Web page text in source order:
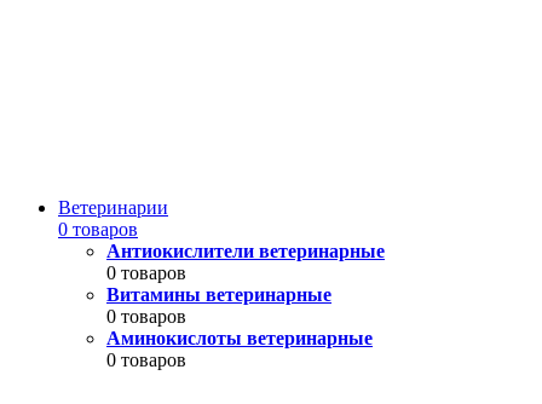
Ветеринарии
0 товаров
Антиокислители ветеринарные
0 товаров
Витамины ветеринарные
0 товаров
Аминокислоты ветеринарные
0 товаров